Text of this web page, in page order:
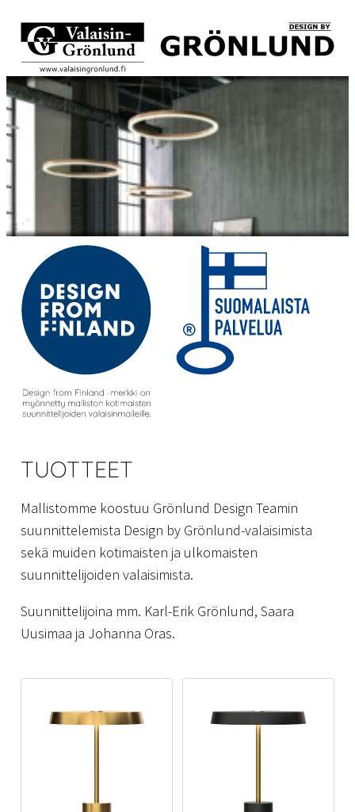
TUOTTEET
Mallistomme koostuu Grönlund Design Teamin
suunnittelemista Design by Grönlund-valaisimista
sekä muiden kotimaisten ja ulkomaisten
suunnittelijoiden valaisimista.
Suunnittelijoina mm. Karl-Erik Grönlund, Saara
Uusimaa ja Johanna Oras.